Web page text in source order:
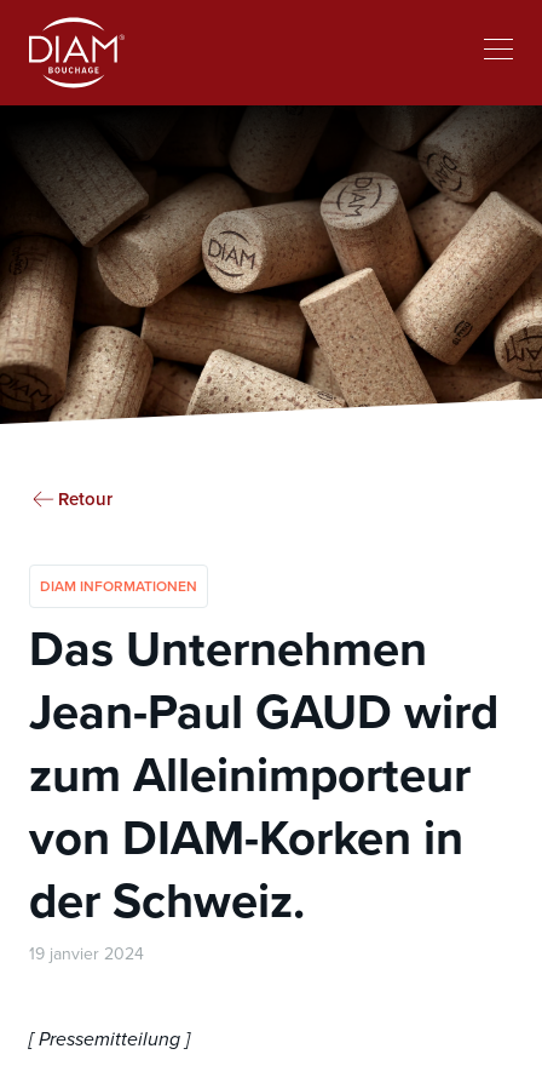
language
Retour
DIAM INFORMATIONEN
Das Unternehmen
Jean-Paul GAUD wird
zum Alleinimporteur
von DIAM-Korken in
der Schweiz.
19 janvier 2024
[ Pressemitteilung ]